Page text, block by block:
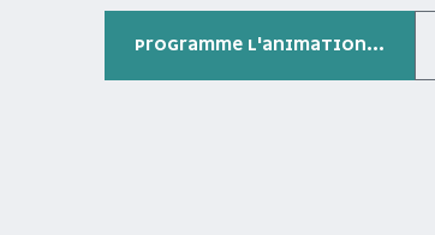
PROGRAMME L'ANIMATION...